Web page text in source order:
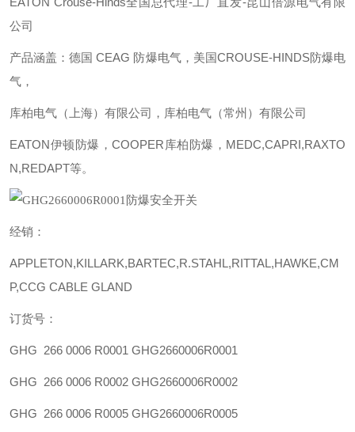
公司
产品涵盖：德国 CEAG 防爆电气，美国CROUSE-HINDS防爆电
气，
库柏电气（上海）有限公司，库柏电气（常州）有限公司
EATON伊顿防爆，COOPER库柏防爆，MEDC,CAPRI,RAXTO
N,REDAPT等。
经销：
APPLETON,KILLARK,BARTEC,R.STAHL,RITTAL,HAWKE,CM
P,CCG CABLE GLAND
订货号：
GHG 266 0006 R0001 GHG2660006R0001
GHG 266 0006 R0002 GHG2660006R0002
GHG 266 0006 R0005 GHG2660006R0005